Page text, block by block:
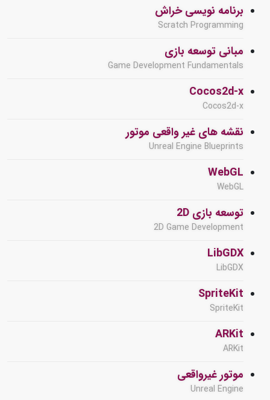
برنامه نویسی خراش
Scratch Programming
مبانی توسعه بازی
Game Development Fundamentals
Cocos2d-x
Cocos2d-x
نقشه های غیر واقعی موتور
Unreal Engine Blueprints
WebGL
WebGL
توسعه بازی 2D
2D Game Development
LibGDX
LibGDX
SpriteKit
SpriteKit
ARKit
ARKit
موتور غیرواقعی
Unreal Engine